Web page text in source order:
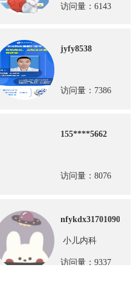
访问量：6143
jyfy8538
访问量：7386
155****5662
访问量：8076
nfykdx3170109011
小儿内科
访问量：9337